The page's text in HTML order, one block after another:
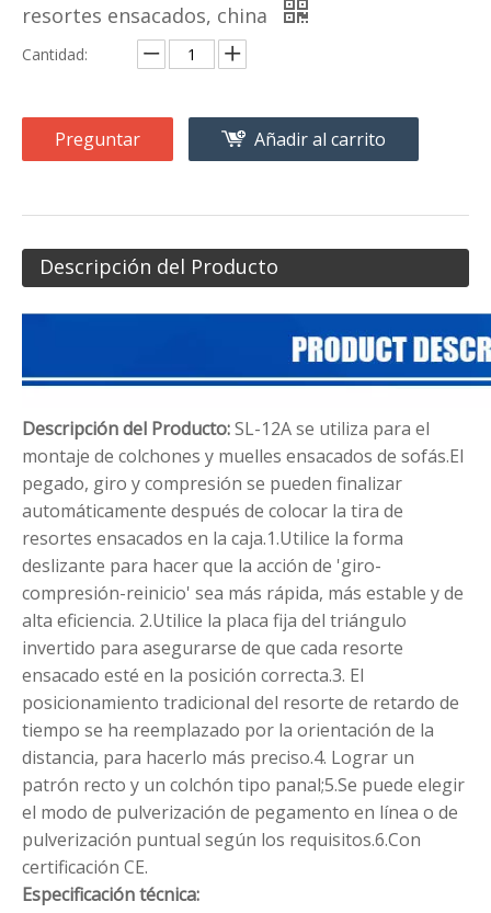
resortes ensacados, china
Cantidad:
Preguntar Añadir al carrito
Descripción del Producto
Descripción del Producto:SL-12A se utiliza para el
montaje de colchones y muelles ensacados de sofás.El
pegado, giro y compresión se pueden finalizar
automáticamente después de colocar la tira de
resortes ensacados en la caja.1.Utilice la forma
deslizante para hacer que la acción de 'giro-
compresión-reinicio' sea más rápida, más estable y de
alta eficiencia. 2.Utilice la placa fija del triángulo
invertido para asegurarse de que cada resorte
ensacado esté en la posición correcta.3. El
posicionamiento tradicional del resorte de retardo de
tiempo se ha reemplazado por la orientación de la
distancia, para hacerlo más preciso.4. Lograr un
patrón recto y un colchón tipo panal;5.Se puede elegir
el modo de pulverización de pegamento en línea o de
pulverización puntual según los requisitos.6.Con
certificación CE.
Especificación técnica: